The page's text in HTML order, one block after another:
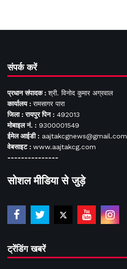
संपर्क करें
प्रधान संपादक : श्री. विनोद कुमार अग्रवाल
कार्यालय : रामसागर पारा
जिला : रायपुर पिन : 492013
मोबाइल नं. : 9300001549
ईमेल आईडी : aajtakcgnews@gmail.com
वेबसाइट : www.aajtakcg.com
---------------
सोशल मीडिया से जुड़े
ट्रेंडिंग खबरें